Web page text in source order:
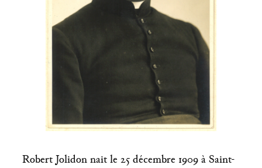
Robert Jolidon nait le 25 décembre 1909 à Saint-